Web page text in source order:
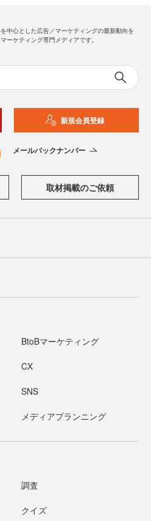
中心とした広告／マーケティングの最新動向を
ーケティング専門メディアです。
新規会員登録
メールバックナンバー
取材掲載のご依頼
BtoBマーケティング
CX
SNS
メディアプランニング
調査
クイズ